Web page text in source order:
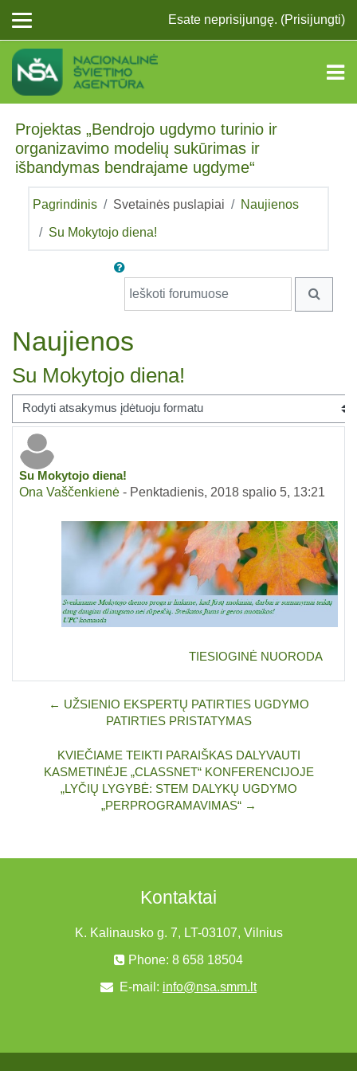
Esate neprisijungę. (Prisijungti)
Projektas „Bendrojo ugdymo turinio ir
organizavimo modelių sukūrimas ir
išbandymas bendrajame ugdyme“
Pagrindinis Svetainės puslapiai Naujienos
Su Mokytojo diena!
Ieškoti forumuose
Naujienos
Su Mokytojo diena!
Rodymo režimas
Su Mokytojo diena!
Ona Vaščenkienė - Penktadienis, 2018 spalio 5, 13:21
Atsakymų skaičius: 0
TIESIOGINĖ NUORODA
← UŽSIENIO EKSPERTŲ PATIRTIES UGDYMO
PATIRTIES PRISTATYMAS
KVIEČIAME TEIKTI PARAIŠKAS DALYVAUTI
KASMETINĖJE „CLASSNET“ KONFERENCIJOJE
„LYČIŲ LYGYBĖ: STEM DALYKŲ UGDYMO
„PERPROGRAMAVIMAS“ →
Kontaktai
K. Kalinausko g. 7, LT-03107, Vilnius
Phone: 8 658 18504
E-mail: info@nsa.smm.lt